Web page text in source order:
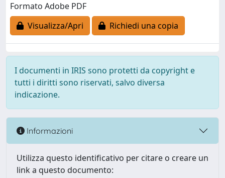
Formato Adobe PDF
Visualizza/Apri
Richiedi una copia
I documenti in IRIS sono protetti da copyright e
tutti i diritti sono riservati, salvo diversa
indicazione.
Informazioni
Utilizza questo identificativo per citare o creare un
link a questo documento: